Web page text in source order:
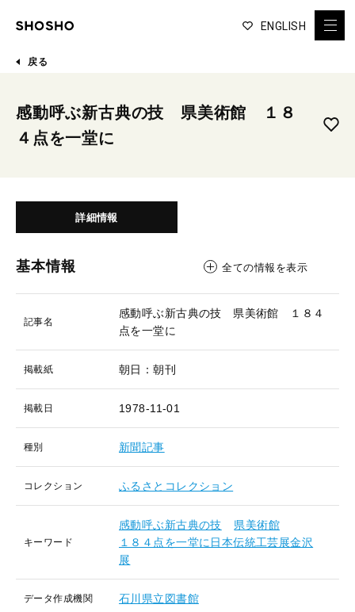
ENGLISH
戻る
感動呼ぶ新古典の技 県美術館 １８
４点を一堂に
詳細情報
基本情報 全ての情報を表示
記事名
感動呼ぶ新古典の技 県美術館 １８４
点を一堂に
掲載紙 朝日：朝刊
掲載日 1978-11-01
種別 新聞記事
コレクション ふるさとコレクション
キーワード
感動呼ぶ新古典の技
県美術館
１８４点を一堂に日本伝統工芸展金沢
展
データ作成機関 石川県立図書館